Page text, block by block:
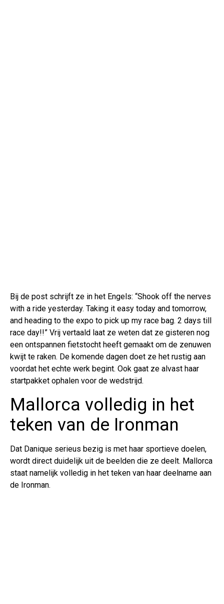
Bij de post schrijft ze in het Engels: “Shook off the nerves
with a ride yesterday. Taking it easy today and tomorrow,
and heading to the expo to pick up my race bag. 2 days till
race day!!” Vrij vertaald laat ze weten dat ze gisteren nog
een ontspannen fietstocht heeft gemaakt om de zenuwen
kwijt te raken. De komende dagen doet ze het rustig aan
voordat het echte werk begint. Ook gaat ze alvast haar
startpakket ophalen voor de wedstrijd.
Mallorca volledig in het
teken van de Ironman
Dat Danique serieus bezig is met haar sportieve doelen,
wordt direct duidelijk uit de beelden die ze deelt. Mallorca
staat namelijk volledig in het teken van haar deelname aan
de Ironman.